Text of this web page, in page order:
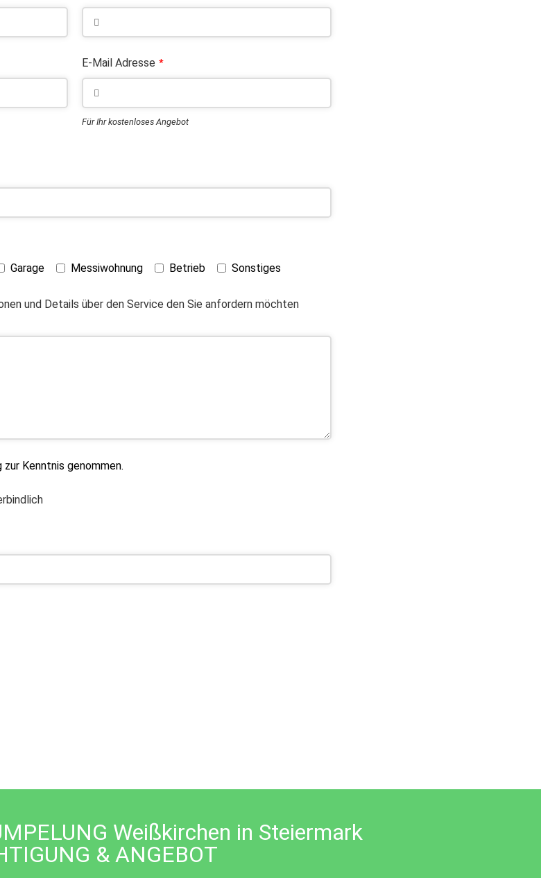
E-Mail Adresse *
Für Ihr kostenloses Angebot
Garage Messiwohnung Betrieb Sonstiges
und Details über den Service den Sie anfordern möchten
Kenntnis genommen.
Weißkirchen in Steiermark
& ANGEBOT